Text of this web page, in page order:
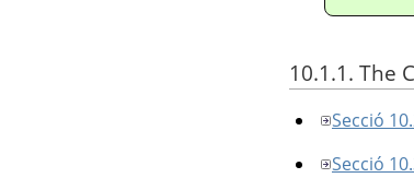
10.1.1. The
Secció
Secció